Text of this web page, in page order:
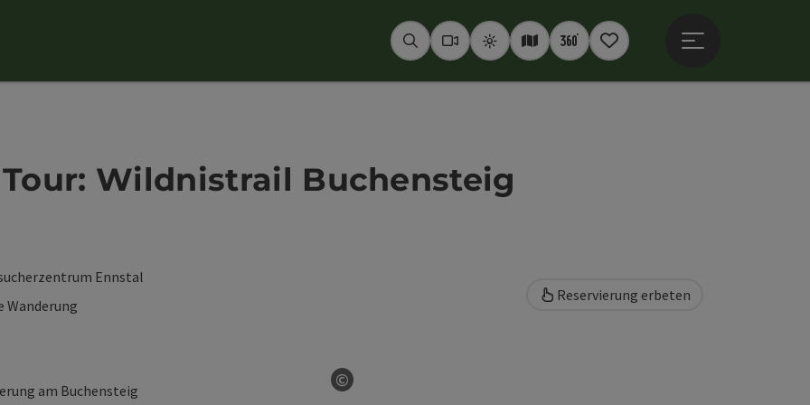
SuchenWebcams
WetterInteraktive Karte
360° Panoramen
Merkzettel
Tour: Wildnistrail Buchensteig
Ennstal
Wanderung
©
Reservierung erbeten